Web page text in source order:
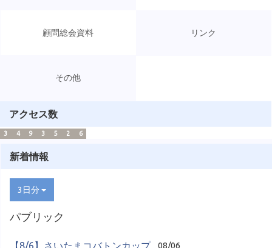
顧問総会資料 リンク
その他
アクセス数
3 4 9 3 5 2 6
新着情報
3日分
パブリック
【8/6】さいたまコバトンカップ 08/06